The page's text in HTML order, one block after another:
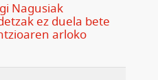
Nagusiak
ez duela bete
arloko